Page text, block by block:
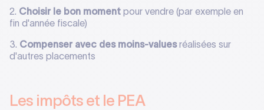
2. Choisir le bon moment pour vendre (par exemple en
fin d'année fiscale)
3. Compenser avec des moins-valuesréalisées sur
d'autres placements
Les impôts et le PEA